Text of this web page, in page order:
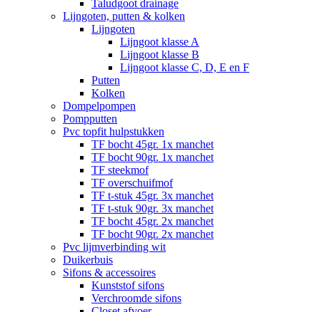
Taludgoot drainage
Lijngoten, putten & kolken
Lijngoten
Lijngoot klasse A
Lijngoot klasse B
Lijngoot klasse C, D, E en F
Putten
Kolken
Dompelpompen
Pompputten
Pvc topfit hulpstukken
TF bocht 45gr. 1x manchet
TF bocht 90gr. 1x manchet
TF steekmof
TF overschuifmof
TF t-stuk 45gr. 3x manchet
TF t-stuk 90gr. 3x manchet
TF bocht 45gr. 2x manchet
TF bocht 90gr. 2x manchet
Pvc lijmverbinding wit
Duikerbuis
Sifons & accessoires
Kunststof sifons
Verchroomde sifons